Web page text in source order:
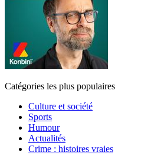
Catégories les plus populaires
Culture et société
Sports
Humour
Actualités
Crime : histoires vraies